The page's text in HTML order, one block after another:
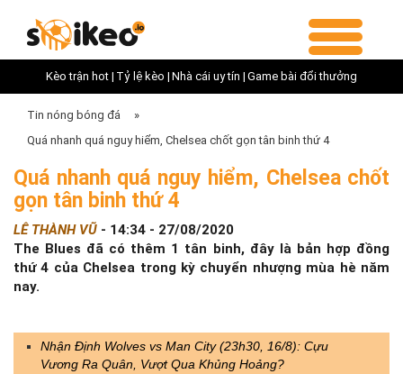
Kèo trận hot | Tỷ lệ kèo | Nhà cái uy tín | Game bài đổi thưởng
Tin nóng bóng đá
»
Quá nhanh quá nguy hiểm, Chelsea chốt gọn tân binh thứ 4
Quá nhanh quá nguy hiểm, Chelsea chốt
gọn tân binh thứ 4
LÊ THÀNH VŨ - 14:34 - 27/08/2020
The Blues đã có thêm 1 tân binh, đây là bản hợp đồng
thứ 4 của Chelsea trong kỳ chuyển nhượng mùa hè năm
nay.
Nhận Định Wolves vs Man City (23h30, 16/8): Cựu
Vương Ra Quân, Vượt Qua Khủng Hoảng?